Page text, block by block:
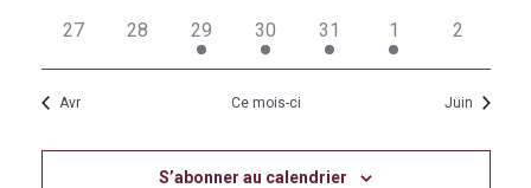
0
27
0
évènements
28
1
évènement
29
1
évènement
30
1
évènement
31
1
évènement
1
0
2
Avr Ce mois-ci Juin
S’abonner au calendrier